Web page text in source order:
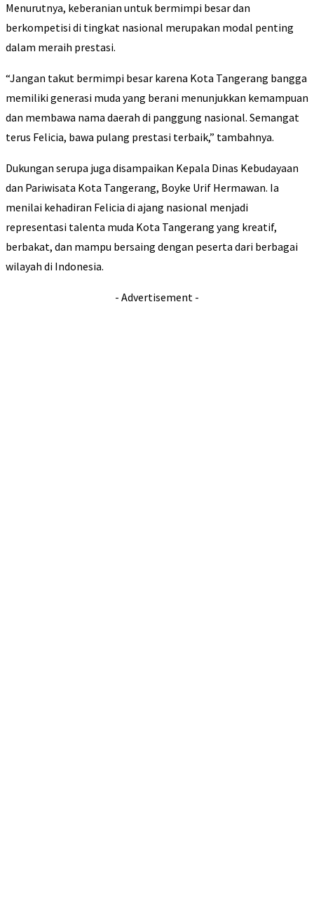
Menurutnya, keberanian untuk bermimpi besar dan
berkompetisi di tingkat nasional merupakan modal penting
dalam meraih prestasi.
“Jangan takut bermimpi besar karena Kota Tangerang bangga
memiliki generasi muda yang berani menunjukkan kemampuan
dan membawa nama daerah di panggung nasional. Semangat
terus Felicia, bawa pulang prestasi terbaik,” tambahnya.
Dukungan serupa juga disampaikan Kepala Dinas Kebudayaan
dan Pariwisata Kota Tangerang, Boyke Urif Hermawan. Ia
menilai kehadiran Felicia di ajang nasional menjadi
representasi talenta muda Kota Tangerang yang kreatif,
berbakat, dan mampu bersaing dengan peserta dari berbagai
wilayah di Indonesia.
- Advertisement -